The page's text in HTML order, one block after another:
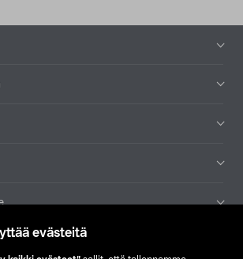
evästeitä
Etsi myymälä